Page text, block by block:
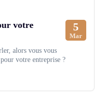
votre
5
Mar
alors vous vous
votre entreprise ?